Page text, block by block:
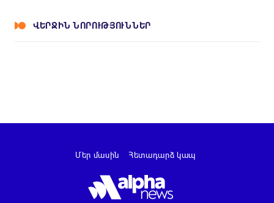
ՎԵՐՋԻՆ ՆՈՐՈՒԹՅՈՒՆՆԵՐ
Մեր մասին Հետադարձ կապ